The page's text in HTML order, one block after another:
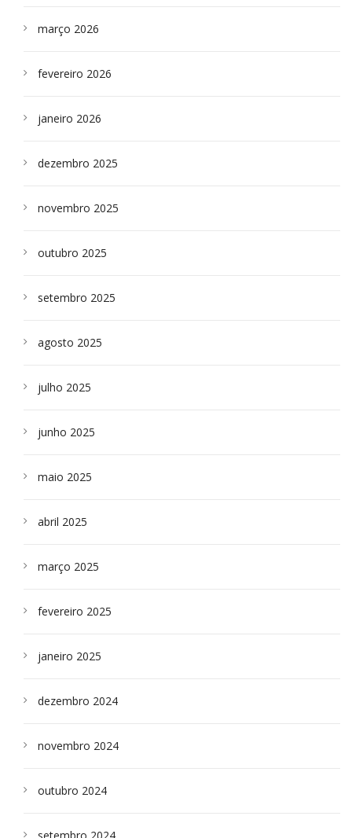
março 2026
fevereiro 2026
janeiro 2026
dezembro 2025
novembro 2025
outubro 2025
setembro 2025
agosto 2025
julho 2025
junho 2025
maio 2025
abril 2025
março 2025
fevereiro 2025
janeiro 2025
dezembro 2024
novembro 2024
outubro 2024